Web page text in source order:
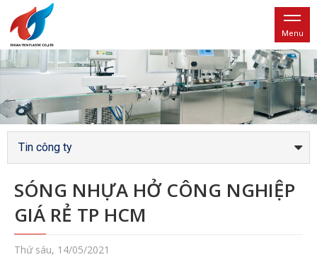
Menu
Tin công ty
SÓNG NHỰA HỞ CÔNG NGHIỆP
GIÁ RẺ TP HCM
Thứ sáu, 14/05/2021